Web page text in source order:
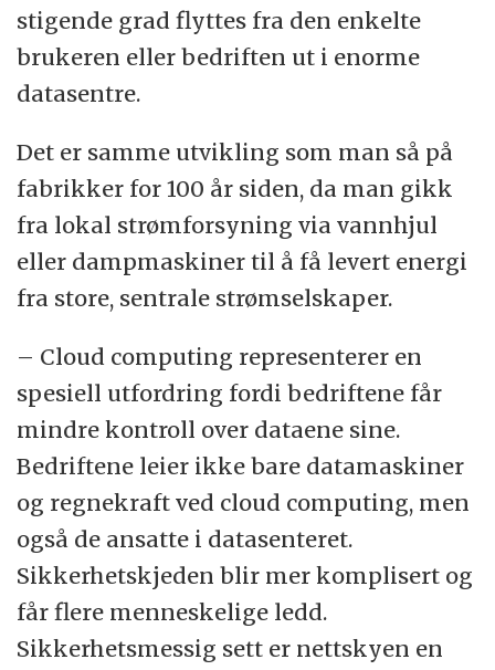
stigende grad flyttes fra den enkelte
brukeren eller bedriften ut i enorme
datasentre.
Det er samme utvikling som man så på
fabrikker for 100 år siden, da man gikk
fra lokal strømforsyning via vannhjul
eller dampmaskiner til å få levert energi
fra store, sentrale strømselskaper.
– Cloud computing representerer en
spesiell utfordring fordi bedriftene får
mindre kontroll over dataene sine.
Bedriftene leier ikke bare datamaskiner
og regnekraft ved cloud computing, men
også de ansatte i datasenteret.
Sikkerhetskjeden blir mer komplisert og
får flere menneskelige ledd.
Sikkerhetsmessig sett er nettskyen en